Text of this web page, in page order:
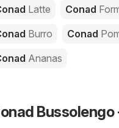
Latte Conad
Burro Conad
Ananas